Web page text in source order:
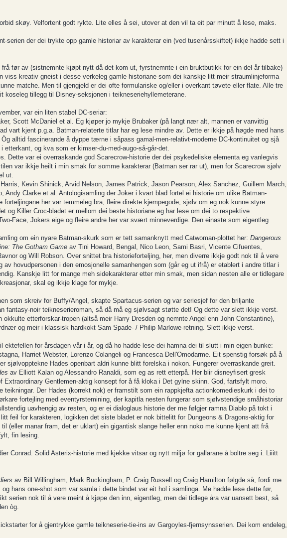
skøy. Velfortent godt rykte. Lite elles å sei, utover at den vil ta eit par minutt å lese, maks.
serien der dei trykte opp gamle historiar av karakterar ein (ved tusenårsskiftet) ikkje hadde sett i
frå før av (sistnemnte kjøpt nytt då det kom ut, fyrstnemnte i ein bruktbutikk for ein del år tilbake)
kreativ gneist i desse verkeleg gamle historiane som dei kanskje litt meir straumlinjeforma
matche. Men til gjengjeld er dei ofte formulariske og/eller i overkant tøvete eller flate. Alle tre
tillegg til Disney-seksjonen i teikneseriehyllemeterane.
var ein liten stabel DC-seriar:
Scott McDaniel et al. Eg kjøper jo mykje Brubaker (på langt nær alt, mannen er vanvittig
vart kjent p.g.a. Batman-relaterte titlar har eg lese mindre av. Dette er ikkje på høgde med hans
alltid fascinerande å dyppe tærne i såpass gamal-men-relativt-moderne DC-kontinuitet og sjå
og kva som er kimser-du-med-augo-så-går-det.
Dette var ei overraskande god Scarecrow-historie der dei psykedeliske elementa eg vanlegvis
var ikkje heilt i min smak for somme karakterar (Batman ser rar ut), men for Scarecrow sjølv
ut.
Kevin Shinick, Arvid Nelson, James Patrick, Jason Pearson, Alex Sanchez, Guillem March,
Andy Clarke et al. Antologisamling der Joker i kvart blad fortel ei historie om ulike Batman-
her var temmeleg bra, fleire direkte kjempegode, sjølv om eg nok kunne styre
og Killer Croc-bladet er mellom dei beste historiane eg har lese om dei to respektive
Face, Jokers eige og fleire andre her var svært minneverdige. Den einaste som eigentleg
om ein nyare Batman-skurk som er tett samanknytt med Catwoman-plottet her: Dangerous
The Gotham Game av Tini Howard, Bengal, Nico Leon, Sami Basri, Vicente Cifuentes,
og Will Robson. Over snittet bra historieforteljing, her, men diverre ikkje godt nok til å vere
hovudpersonen i den emosjonelle samanhengen som (går eg ut ifrå) er etablert i andre titlar i
Kanskje litt for mange meh sidekarakterar etter min smak, men sidan nesten alle er tidlegare
skal eg ikkje klage for mykje.
som skreiv for Buffy/Angel, skapte Spartacus-serien og var seriesjef for den briljante
fantasy-noir teikneserieroman, så då må eg sjølvsagt støtte det! Og dette var slett ikkje verst.
etterforskar-tropen (altså meir Harry Dresden og nemnte Angel enn John Constantine),
og meir i klassisk hardkokt Sam Spade- / Philip Marlowe-retning. Slett ikkje verst.
for årsdagen vår i år, og då ho hadde lese dei hamna dei til slutt i min eigen bunke:
Harriet Webster, Lorenzo Colangeli og Francesca Dell'Omodarme. Eit spenstig forsøk på å
sjølvopptekne Hades openbart aldri kunne blitt forelska i nokon. Fungerer overraskande greit.
av Elliott Kalan og Alessandro Ranaldi, som eg as rett etterpå. Her blir disneyfisert gresk
Gentlemen-aktig konsept for å få kloka i Det gylne skinn. God, fartsfylt moro.
teikningar. Der Hades (korrekt nok) er framstilt som ein rappkjefta actionkomedieskurk i dei to
fortejling med eventyrstemining, der kapitla nesten fungerar som sjølvstendige småhistoriar
uavhengig av resten, og er ei dialoglaus historie der me følgjer ramna Diablo på tokt i
feil for karakteren, logikken det siste bladet er nok bittelitt for Dungeons & Dragons-aktig for
(eller manar fram, det er uklart) ein gigantisk slange heller enn noko me kunne kjent att frå
fin lesing.
Conrad. Solid Asterix-historie med kjekke vitsar og nytt miljø for gallarane å boltre seg i. Liiitt
av Bill Willingham, Mark Buckingham, P. Craig Russell og Craig Hamilton følgde så, fordi me
hans one-shot som var samla i dette bindet var eit hol i samlinga. Me hadde lese dette før,
serien nok til å vere meint å kjøpe den inn, eigentleg, men dei tidlege åra var uansett best, så
òg.
for å gjentrykke gamle teikneserie-tie-ins av Gargoyles-fjernsynsserien. Dei kom endeleg,